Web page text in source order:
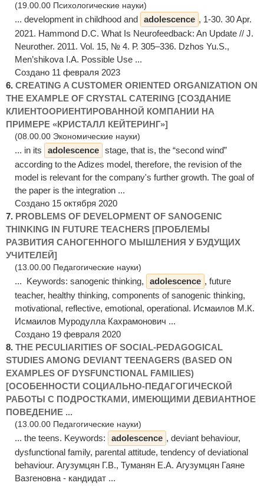
(19.00.00 Психологические науки)
... development in childhood and adolescence , 1-30. 30 Apr.
2021. Hammond D.C. What Is Neurofeedback: An Update // J.
Neurother. 2011. Vol. 15, № 4. Р. 305–336. Dzhos Yu.S.,
Men’shikova I.A. Possible Use ...
Создано 11 февраля 2023
6. CREATING A CUSTOMER ORIENTED ORGANIZATION ON
THE EXAMPLE OF CRYSTAL CATERING [СОЗДАНИЕ
КЛИЕНТООРИЕНТИРОВАННОЙ КОМПАНИИ НА
ПРИМЕРЕ «КРИСТАЛЛ КЕЙТЕРИНГ»]
(08.00.00 Экономические науки)
... in its adolescence stage, that is, the “second wind”
according to the Adizes model, therefore, the revision of the
model is relevant for the company's further growth. The goal of
the paper is the integration ...
Создано 15 октября 2020
7. PROBLEMS OF DEVELOPMENT OF SANOGENIC
THINKING IN FUTURE TEACHERS [ПРОБЛЕМЫ
РАЗВИТИЯ САНОГЕННОГО МЫШЛЕНИЯ У БУДУЩИХ
УЧИТЕЛЕЙ]
(13.00.00 Педагогические науки)
... Keywords: sanogenic thinking, adolescence , future
teacher, healthy thinking, components of sanogenic thinking,
motivational, reflective, emotional, operational. Исмаилов М.К.
Исмаилов Муродулла Кахрамонович ...
Создано 19 февраля 2020
8. THE PECULIARITIES OF SOCIAL-PEDAGOGICAL
STUDIES AMONG DEVIANT TEENAGERS (BASED ON
EXAMPLES OF DYSFUNCTIONAL FAMILIES)
[ОСОБЕННОСТИ СОЦИАЛЬНО-ПЕДАГОГИЧЕСКОЙ
РАБОТЫ С ПОДРОСТКАМИ, ИМЕЮЩИМИ ДЕВИАНТНОЕ
ПОВЕДЕНИЕ ...
(13.00.00 Педагогические науки)
... the teens. Keywords: adolescence , deviant behaviour,
dysfunctional family, parental attitude, tendency of deviational
behaviour. Агузумцян Г.В., Туманян E.А. Агузумцян Гаяне
Вазгеновна - кандидат ...